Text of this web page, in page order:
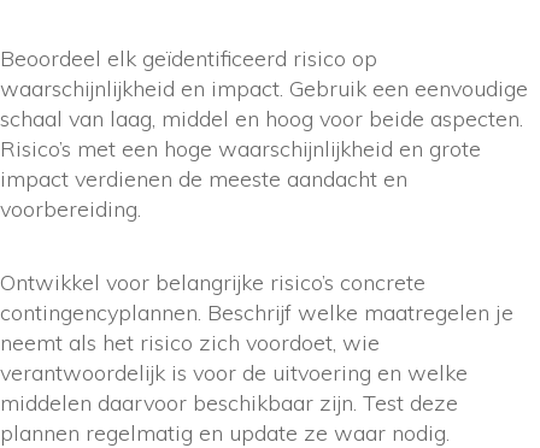
Beoordeel elk geïdentificeerd risico op
waarschijnlijkheid en impact. Gebruik een eenvoudige
schaal van laag, middel en hoog voor beide aspecten.
Risico’s met een hoge waarschijnlijkheid en grote
impact verdienen de meeste aandacht en
voorbereiding.
Ontwikkel voor belangrijke risico’s concrete
contingencyplannen. Beschrijf welke maatregelen je
neemt als het risico zich voordoet, wie
verantwoordelijk is voor de uitvoering en welke
middelen daarvoor beschikbaar zijn. Test deze
plannen regelmatig en update ze waar nodig.